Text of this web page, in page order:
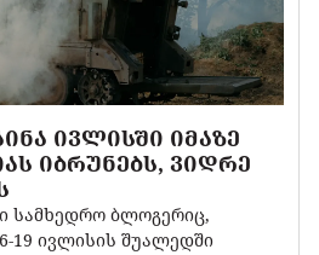
ᲘᲕᲚᲘᲡᲨᲘ ᲘᲛᲐᲖᲔ
ᲘᲑᲠᲣᲜᲔᲑᲡ, ᲕᲘᲓᲠᲔ
სამხედრო ბლოგერიც,
19 ივლისის შუალედში